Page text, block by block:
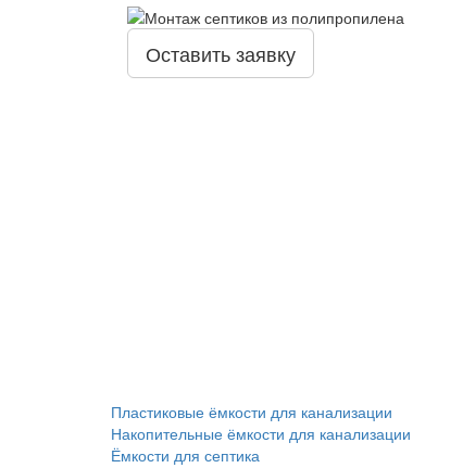
Оставить заявку
Пластиковые ёмкости для канализации
Накопительные ёмкости для канализации
Ёмкости для септика